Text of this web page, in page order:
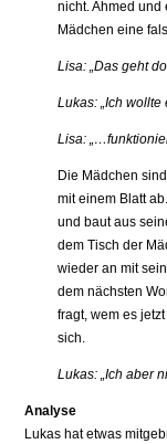
nicht. Ahmed
Mädchen eine
Lisa: „Das geht
Lukas: „Ich wollte
Lisa:
Die Mädchen
mit einem Blatt
und baut aus
dem Tisch der
wieder an mit
dem nächsten
fragt, wem es
sich.
Lukas: „Ich aber
Analyse
Lukas hat etwas